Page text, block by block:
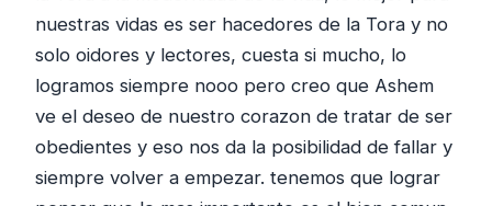
nuestras vidas es ser hacedores de la Tora y no
solo oidores y lectores, cuesta si mucho, lo
logramos siempre nooo pero creo que Ashem
ve el deseo de nuestro corazon de tratar de ser
obedientes y eso nos da la posibilidad de fallar y
siempre volver a empezar. tenemos que lograr